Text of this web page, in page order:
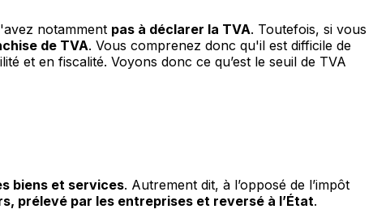
notamment pas à déclarer la TVA. Toutefois, si vous
de TVA. Vous comprenez donc qu'il est difficile de
et en fiscalité. Voyons donc ce qu’est le seuil de TVA
biens et services. Autrement dit, à l’opposé de l’impôt
prélevé par les entreprises et reversé à l’État.